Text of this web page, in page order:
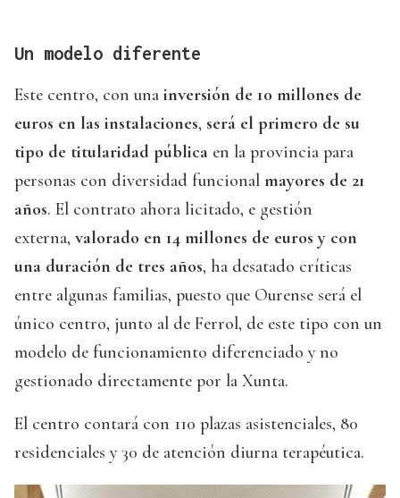
Un modelo diferente
Este centro, con una inversión de 10 millones de
euros en las instalaciones, será el primero de su
tipo de titularidad pública en la provincia para
personas con diversidad funcional mayores de 21
años. El contrato ahora licitado, e gestión
externa, valorado en 14 millones de euros y con
una duración de tres años, ha desatado críticas
entre algunas familias, puesto que Ourense será el
único centro, junto al de Ferrol, de este tipo con un
modelo de funcionamiento diferenciado y no
gestionado directamente por la Xunta.
El centro contará con 110 plazas asistenciales, 80
residenciales y 30 de atención diurna terapéutica.